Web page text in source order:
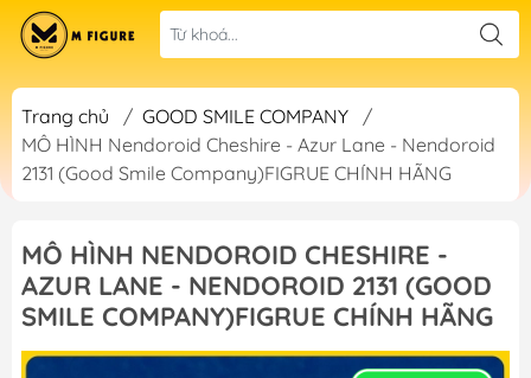
Trang chủ / GOOD SMILE COMPANY
/
MÔ HÌNH Nendoroid Cheshire - Azur Lane - Nendoroid
2131 (Good Smile Company)FIGRUE CHÍNH HÃNG
MÔ HÌNH NENDOROID CHESHIRE -
AZUR LANE - NENDOROID 2131 (GOOD
SMILE COMPANY)FIGRUE CHÍNH HÃNG